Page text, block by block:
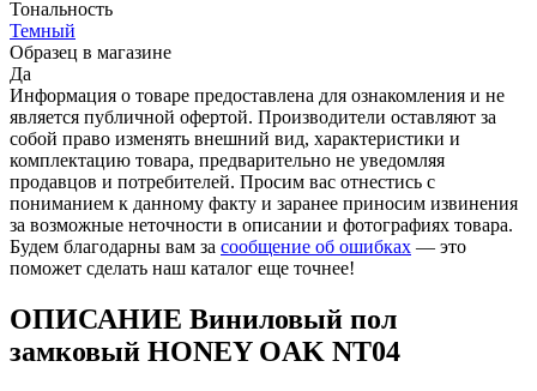
Тональность
Темный
Образец в магазине
Да
Информация о товаре предоставлена для ознакомления и не
является публичной офертой. Производители оставляют за
собой право изменять внешний вид, характеристики и
комплектацию товара, предварительно не уведомляя
продавцов и потребителей. Просим вас отнестись с
пониманием к данному факту и заранее приносим извинения
за возможные неточности в описании и фотографиях товара.
Будем благодарны вам за сообщение об ошибках — это
поможет сделать наш каталог еще точнее!
ОПИСАНИЕ Виниловый пол
замковый HONEY OAK NT04